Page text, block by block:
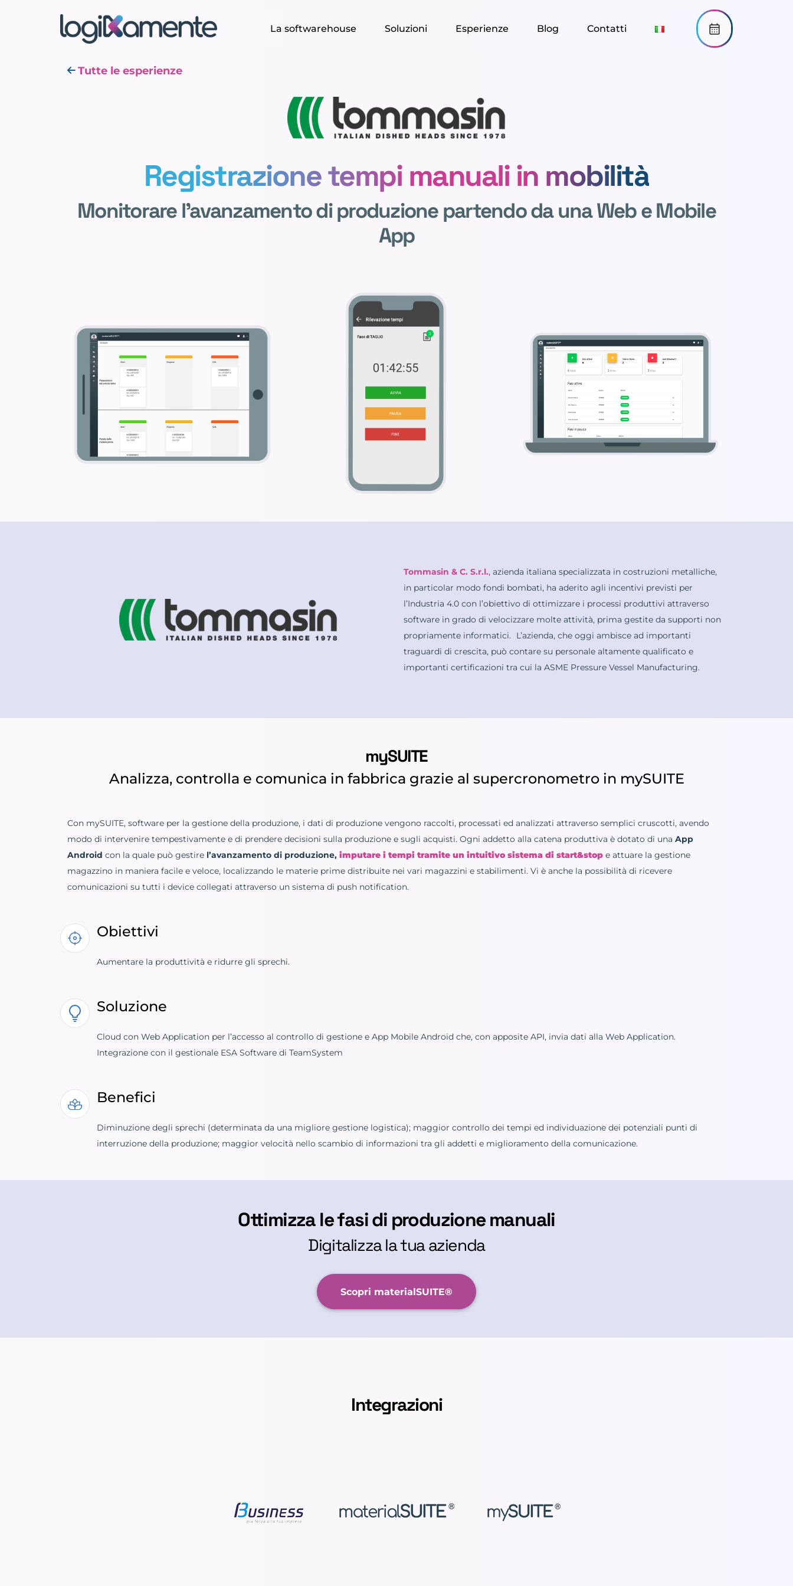
La softwarehouse Soluzioni Esperienze Blog Contatti
Tutte le esperienze
Registrazione tempi manuali in mobilità
Monitorare l'avanzamento di produzione partendo da una Web e Mobile
App
Tommasin & C. S.r.l., azienda italiana specializzata in costruzioni metalliche,
in particolar modo fondi bombati, ha aderito agli incentivi previsti per
l’Industria 4.0 con l’obiettivo di ottimizzare i processi produttivi attraverso
software in grado di velocizzare molte attività, prima gestite da supporti non
propriamente informatici. L’azienda, che oggi ambisce ad importanti
traguardi di crescita, può contare su personale altamente qualificato e
importanti certificazioni tra cui la ASME Pressure Vessel Manufacturing.
mySUITE
Analizza, controlla e comunica in fabbrica grazie al supercronometro in mySUITE
Con mySUITE, software per la gestione della produzione, i dati di produzione vengono raccolti, processati ed analizzati attraverso semplici cruscotti, avendo
modo di intervenire tempestivamente e di prendere decisioni sulla produzione e sugli acquisti. Ogni addetto alla catena produttiva è dotato di una App
Android con la quale può gestire l’avanzamento di produzione, imputare i tempi tramite un intuitivo sistema di start&stop e attuare la gestione
magazzino in maniera facile e veloce, localizzando le materie prime distribuite nei vari magazzini e stabilimenti. Vi è anche la possibilità di ricevere
comunicazioni su tutti i device collegati attraverso un sistema di push notification.
Obiettivi
Aumentare la produttività e ridurre gli sprechi.
Soluzione
Cloud con Web Application per l’accesso al controllo di gestione e App Mobile Android che, con apposite API, invia dati alla Web Application.
Integrazione con il gestionale ESA Software di TeamSystem
Benefici
Diminuzione degli sprechi (determinata da una migliore gestione logistica); maggior controllo dei tempi ed individuazione dei potenziali punti di
interruzione della produzione; maggior velocità nello scambio di informazioni tra gli addetti e miglioramento della comunicazione.
Ottimizza le fasi di produzione manuali
Digitalizza la tua azienda
Scopri materialSUITE®
Integrazioni